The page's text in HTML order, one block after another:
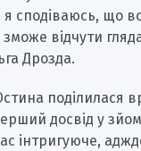
я сподіваюсь, що
відчути
Дрозда.
поділилася
досвід у
інтригуюче,